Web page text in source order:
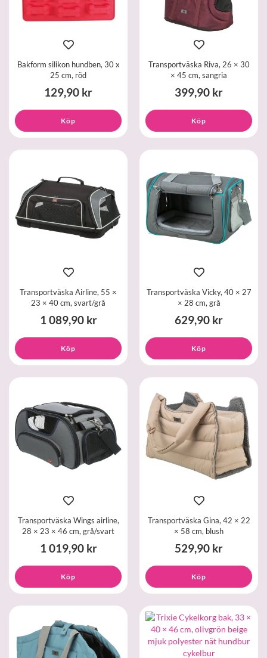
Bakform silikon hundben, 30 x
25 cm, röd
129,90 kr
Köp
Transportväska Riva, 26 × 30
× 45 cm, sangria
399,90 kr
Köp
Transportväska Airline, 55 ×
23 × 40 cm, svart/grå
1 089,90 kr
Köp
Transportväska Vicky, 40 × 27
× 28 cm, grå
629,90 kr
Köp
Transportväska Wings airline,
28 × 23 × 46 cm, grå/svart
1 019,90 kr
Köp
Transportväska Gina, 42 × 22
× 58 cm, blush
529,90 kr
Köp